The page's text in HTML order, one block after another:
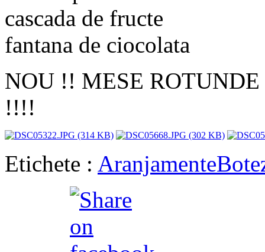
cascada de fructe
fantana de ciocolata
NOU !! MESE
!!!!
Etichete : Aranjamente